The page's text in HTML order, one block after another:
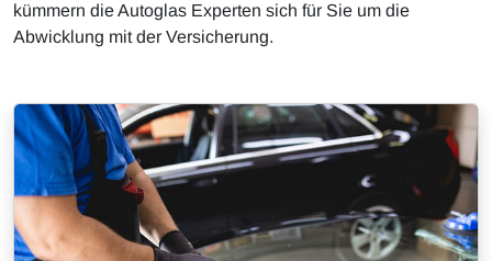
kümmern die Autoglas Experten sich für Sie um die
Abwicklung mit der Versicherung.